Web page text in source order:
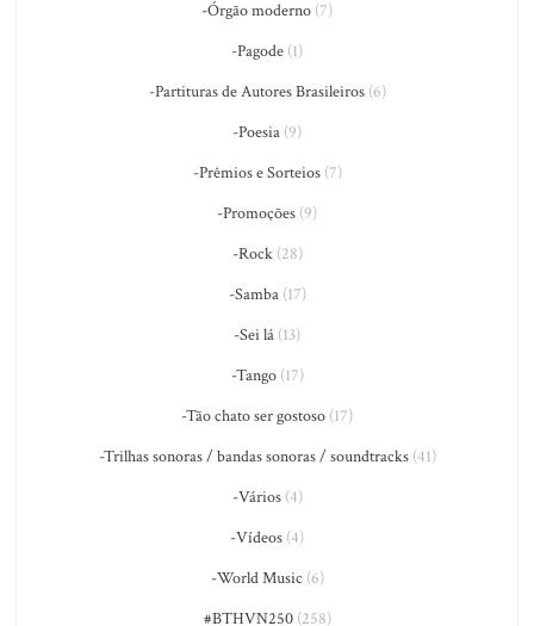
-Órgão moderno (7)
-Pagode (1)
-Partituras de Autores Brasileiros(6)
-Poesia (9)
-Prêmios e Sorteios(7)
-Promoções (9)
-Rock(28)
-Samba(17)
-Sei lá (13)
-Tango(17)
-Tão chato ser gostoso (17)
-Trilhas sonoras / bandas sonoras / soundtracks(41)
-Vários(4)
-Vídeos (4)
-World Music (6)
#BTHVN250(258)